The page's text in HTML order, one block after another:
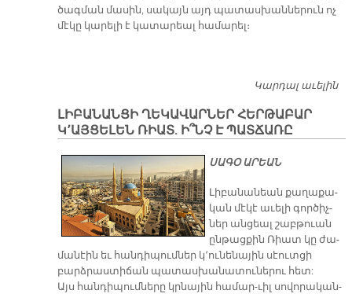
ծագման մասին, սակայն այդ պատասխաններուն ոչ
մէկը կարելի է կատարեալ համարել։
Կարդալ աւելին
​ԼԻԲԱՆԱՆՑԻ ՂԵԿԱՎԱՐՆԵՐ ՀԵՐԹԱԲԱՐ
Կ՚ԱՅՑԵԼԵՆ ՌԻԱՏ. Ի՞ՆՉ Է ՊԱՏՃԱՌԸ
ՍԱԳՕ ԱՐԵԱՆ
Լի­բա­նա­նեան քա­ղա­քա­
կան մէ­կէ ա­ւե­լի գոր­ծիչ­
ներ ան­ցեալ շաբ­թուան
ըն­թաց­քին Ռիատ կը ժա­
մա­նէին եւ հան­դի­պում­ներ կ՚ու­նե­նա­յին սէուտ­ցի
բարձրաս­տի­ճան պա­տաս­խա­նա­տու­նե­րու հետ:
Այս հան­դի­պում­նե­րը կրնա­յին հա­մար-ւիլ սո­վո­րա­կան-